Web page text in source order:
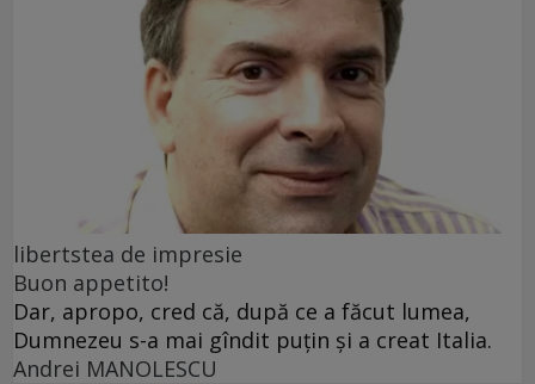
libertstea de impresie
Buon appetito!
Dar, apropo, cred că, după ce a făcut lumea,
Dumnezeu s-a mai gîndit puțin și a creat Italia.
Andrei MANOLESCU